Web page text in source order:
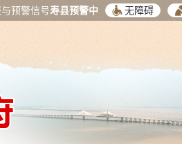
预警信号寿县预警中 无障碍